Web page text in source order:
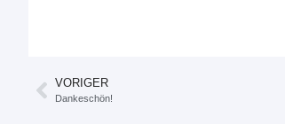
VORIGER
Dankeschön!